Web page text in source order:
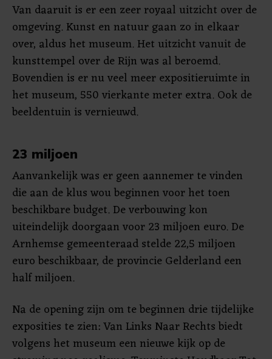
Van daaruit is er een zeer royaal uitzicht over de
omgeving. Kunst en natuur gaan zo in elkaar
over, aldus het museum. Het uitzicht vanuit de
kunsttempel over de Rijn was al beroemd.
Bovendien is er nu veel meer expositieruimte in
het museum, 550 vierkante meter extra. Ook de
beeldentuin is vernieuwd.
23 miljoen
Aanvankelijk was er geen aannemer te vinden
die aan de klus wou beginnen voor het toen
beschikbare budget. De verbouwing kon
uiteindelijk doorgaan voor 23 miljoen euro. De
Arnhemse gemeenteraad stelde 22,5 miljoen
euro beschikbaar, de provincie Gelderland een
half miljoen.
Na de opening zijn om te beginnen drie tijdelijke
exposities te zien: Van Links Naar Rechts biedt
volgens het museum een nieuwe kijk op de